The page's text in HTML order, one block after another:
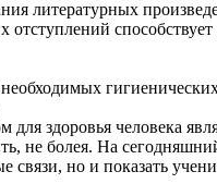
литературных
здоровья человека
не болея. На
но и показать